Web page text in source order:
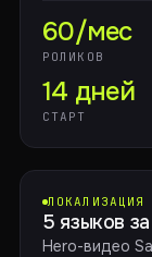
60/мес
РОЛИКОВ
14 дней
СТАРТ
ЛОКАЛИЗАЦИЯ
5 языков
Hero-видео